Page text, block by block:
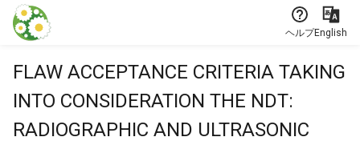
本文に飛ぶ
ヘルプEnglish
FLAW ACCEPTANCE CRITERIA TAKING
INTO CONSIDERATION THE NDT:
RADIOGRAPHIC AND ULTRASONIC